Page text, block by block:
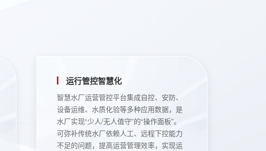
运行管控智慧化
智慧水厂运营管控平台集成自控、安防、
设备运维、水质化验等多种应用数据，是
水厂实现“少人/无人值守”的“操作面板”。
可弥补传统水厂依赖人工、远程下控能力
不足的问题，提高运营管理效率，实现运